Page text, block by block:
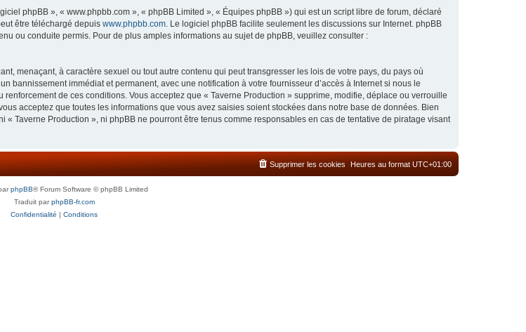
phpBB », « www.phpbb.com », « phpBB Limited », « Équipes phpBB ») qui est un script libre de forum, déclaré
être téléchargé depuis www.phpbb.com. Le logiciel phpBB facilite seulement les discussions sur Internet. phpBB
ou conduite permis. Pour de plus amples informations au sujet de phpBB, veuillez consulter :
menaçant, à caractère sexuel ou tout autre contenu qui peut transgresser les lois de votre pays, du pays où
bannissement immédiat et permanent, avec une notification à votre fournisseur d’accès à Internet si nous le
de ces conditions. Vous acceptez que « Taverne Production » supprime, modifie, déplace ou verrouille
acceptez que toutes les informations que vous avez saisies soient stockées dans notre base de données. Bien
Taverne Production », ni phpBB ne pourront être tenus comme responsables en cas de tentative de piratage visant
Heures au format UTC+01:00
Supprimer les cookies
phpBB® Forum Software © phpBB Limited
Traduit parphpBB-fr.com
Confidentialité | Conditions